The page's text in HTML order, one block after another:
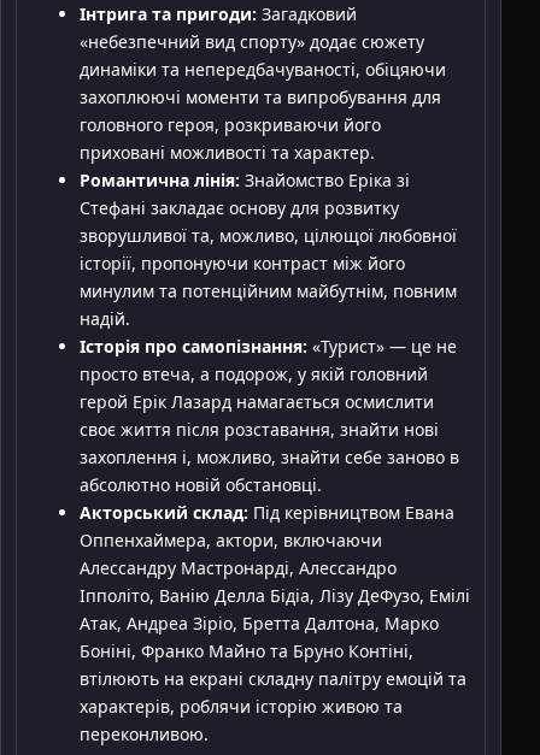
Інтрига та пригоди: Загадковий
«небезпечний вид спорту» додає сюжету
динаміки та непередбачуваності, обіцяючи
захоплюючі моменти та випробування для
головного героя, розкриваючи його
приховані можливості та характер.
Романтична лінія: Знайомство Еріка зі
Стефані закладає основу для розвитку
зворушливої та, можливо, цілющої любовної
історії, пропонуючи контраст між його
минулим та потенційним майбутнім, повним
надій.
Історія про самопізнання: «Турист» — це не
просто втеча, а подорож, у якій головний
герой Ерік Лазард намагається осмислити
своє життя після розставання, знайти нові
захоплення і, можливо, знайти себе заново в
абсолютно новій обстановці.
Акторський склад: Під керівництвом Евана
Оппенхаймера, актори, включаючи
Алессандру Мастронарді, Алессандро
Іпполіто, Ванію Делла Бідіа, Лізу ДеФузо, Емілі
Атак, Андреа Зіріо, Бретта Далтона, Марко
Боніні, Франко Майно та Бруно Контіні,
втілюють на екрані складну палітру емоцій та
характерів, роблячи історію живою та
переконливою.